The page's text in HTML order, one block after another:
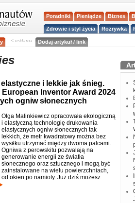
Poradniki Pieniądze Biznes
Zdrowie i styl życia Rozrywka
< reklama Dodaj artykuł / link
i lekkie jak śnieg.
European Inventor Award 2024
ogniw słonecznych
Olga Malinkiewicz opracowała ekologiczną
i elastyczną technologię drukowania
elastycznych ogniw słonecznych tak
lekkich, że metr kwadratowy można bez
wysiłku utrzymać między dwoma palcami.
Ogniwa z perowskitu pozwalają na
generowanie energii ze światła
słonecznego oraz sztucznego i mogą być
zainstalowane na wielu powierzchniach,
od okien po namioty. Już dziś możesz